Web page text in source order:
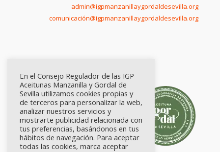
admin@igpmanzanillaygordaldesevilla.org
comunicación@igpmanzanillaygordaldesevilla.org
En el Consejo Regulador de las IGP
Aceitunas Manzanilla y Gordal de
Sevilla utilizamos cookies propias y
de terceros para personalizar la web,
analizar nuestros servicios y
mostrarte publicidad relacionada con
tus preferencias, basándonos en tus
hábitos de navegación. Para aceptar
todas las cookies, marca aceptar